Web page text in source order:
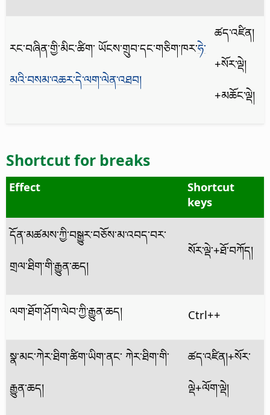
རང་བཞིན་གྱི་མིང་ཚིག་ ཡོངས་གྲུབ་དང་གཅིག་ཁར་ཧེ་
མའི་བསམ་འཆར་དེ་ལག་ལེན་འཐབ།
ཚད་འཛིན།
+སོར་ལྡེ།
+མཆོང་ལྡེ།
Shortcut for breaks
Effect
Shortcut
keys
དོན་མཚམས་ཀྱི་བསྒྱུར་བཅོས་མ་འབད་བར་
གྲལ་ཐིག་གི་རྒྱུན་ཆད།
སོར་ལྡེ་+ཐོ་བཀོད།
ལག་ཐོག་ཤོག་ལེབ་ཀྱི་རྒྱུན་ཆད། Ctrl++
སྣ་མང་ཀེར་ཐིག་ཚིག་ཡིག་ནང་ ཀེར་ཐིག་གི་
རྒྱུན་ཆད།
ཚད་འཛིན།+སོར་
ལྡེ+ལོག་ལྡེ།